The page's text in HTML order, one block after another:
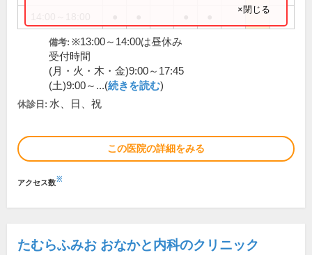
×閉じる
備考: ※13:00～14:00は昼休み
受付時間
(月・火・木・金)9:00～17:45
(土)9:00～...(続きを読む)
休診日: 水、日、祝
この医院の詳細をみる
アクセス数※
たむらふみお おなかと内科のクリニック